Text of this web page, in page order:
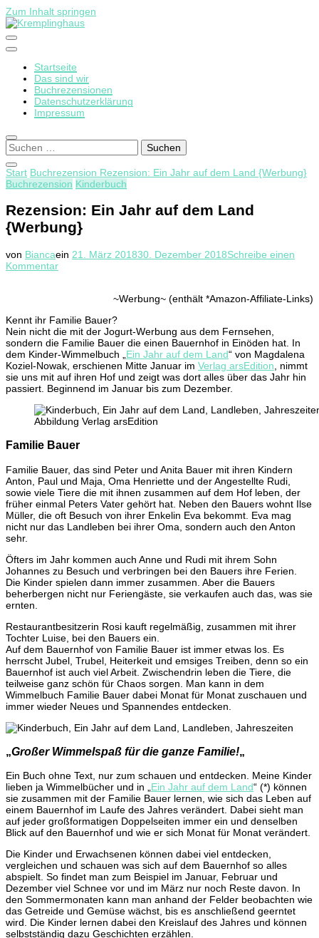
Zum Inhalt springen
Kremplinghaus
Startseite
Das sind wir
Buchrezensionen
Datenschutzerklärung
Impressum
Suchen
nach:
Start Buchrezension Rezension: Ein Jahr auf dem Land {Werbung}
Buchrezension Kinderbuch
Rezension: Ein Jahr auf dem Land
{Werbung}
von Biancaein 21. März 201830. Dezember 2018Schreibe einen
Kommentarzu
dem
Land
{Werbung}
~Werbung~ (enthält *Amazon-Affiliate-Links)
Kennt ihr Familie Bauer?
Nein nicht die mit der Jogurt-Werbung aus dem Fernsehen,
sondern die Familie Bauer die einen Bauernhof in Einöden hat. In
dem Kinder-Wimmelbuch „ Ein Jahr auf dem Land“ von Magdalena
Koziel-Nowak, erschienen Mitte Januar im Verlag arsEdition , nimmt
sie uns mit auf ihren Hof und zeigt was dort alles über das Jahr hin
passiert. Beginnend im Januar bis zum Dezember.
Abbildung Verlag arsEdition
Familie Bauer
Familie Bauer, das sind Peter und Anita Bauer mit ihren Kindern
Anton, Paul und Maja, Oma Henriette und der Angestellte Rudi,
sowie viele Tiere die mit ihnen zusammen auf dem Hof leben, der
früher einmal Peters Vater gehört hat. Neben den Bauers wohnt Ilse
Müller, die oft Besuch von ihrer Enkelin Eva bekommt. Eva mag
nicht nur das Landleben bei ihrer Oma, sondern auch den Anton
sehr.
Öfters im Jahr kommen auch Anne und Rudi mit ihrem Sohn
Johannes zu Besuch und verbringen bei den Bauers ihre Ferien.
Die Kinder spielen dann immer zusammen. Aber die Bauers
beherbergen nicht nur Feriengäste, sie verkaufen auch das, was sie
ernten.
Restaurantbesitzerin Rosi kauft regelmäßig, zusammen mit ihrer
Tochter Luise, bei den Bauers ein.
Auf dem Bauernhof von Familie Bauer ist immer etwas los. Es
herrscht Jubel, Trubel, Heiterkeit und emsiges Treiben, denn so ein
Bauernhof ist auch viel Arbeit. Zwischendrin leben die Tiere, die
teilweise ganz schön für Chaos sorgen. Man kann in dem
Wimmelbuch Familie Bauer dabei Monat für Monat zuschauen und
immer wieder Neues und Spannendes entdecken.
„Großer Wimmelspaß für die ganze Familie!„
Ein Buch ohne Text, nur zum schauen und entdecken. Meine Kinder
lieben ja Wimmelbücher und in „Ein Jahr auf dem Land“ (*) können
sie zusammen mit der Familie Bauer lernen, wie sich das Leben auf
einem Bauernhof im Laufe des Jahres verändert. Dabei sieht man
auf jeder großformatigen Doppelseiten immer ein und denselben
Blick auf den Bauernhof und wie er sich Monat für Monat verändert.
Die Kinder und Erwachsenen können dabei viel entdecken,
vergleichen und schauen was sich auf dem Bauernhof so alles
abspielt. So findet man zum Beispiel im Januar, Februar und
Dezember viel Schnee vor und im März nur noch Reste davon. In
den Sommermonaten kann man anhand der Felder beobachten wie
das Getreide und Gemüse wächst, bis es anschließend geerntet
wird. Die Kinder lernen dabei den Kreislauf des Jahres und können
selbstständig dazu Geschichten erzählen.